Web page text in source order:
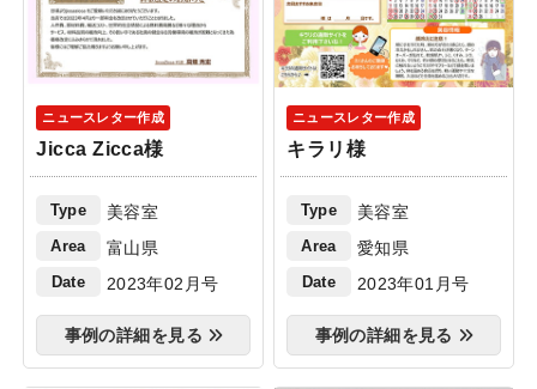
ニュースレター作成
Jicca Zicca様
Type 美容室
Area 富山県
Date 2023年02月号
事例の詳細を見る
ニュースレター作成
キラリ様
Type 美容室
Area 愛知県
Date 2023年01月号
事例の詳細を見る